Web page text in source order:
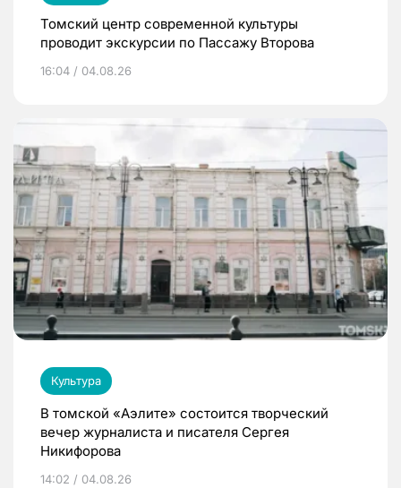
Томский центр современной культуры
проводит экскурсии по Пассажу Второва
16:04 / 04.08.26
Культура
В томской «Аэлите» состоится творческий
вечер журналиста и писателя Сергея
Никифорова
14:02 / 04.08.26